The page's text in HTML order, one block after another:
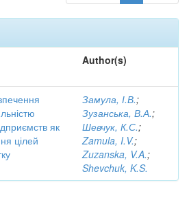
Author(s)
як
цілей
Замула, І.В.;
Зузанська, В.А.;
Шевчук, К.С.;
Zamula, I.V.;
Zuzanska, V.A.;
Shevchuk, K.S.